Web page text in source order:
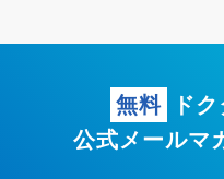
無料
ド
公式メールマ